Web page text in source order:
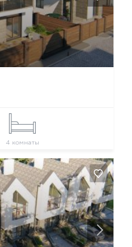
4 комнаты
Отмена